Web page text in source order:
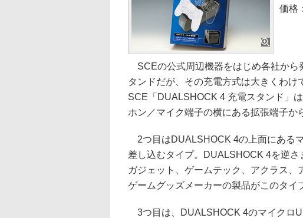
価格：
SCEの公式周辺機器をはじめ各社から
タンドだが、その充電方式は大きくわけ
SCE「DUALSHOCK 4 充電スタンド」
ホン／マイク端子の横にある拡張端子か
2つ目はDUALSHOCK 4の上面にある
差し込むタイプ。DUALSHOCK 4を逆
ガジェット、ゲームテック、アクラス
ゲームグッズメーカーの製品がこのタイ
3つ目は、DUALSHOCK 4のマイクロ